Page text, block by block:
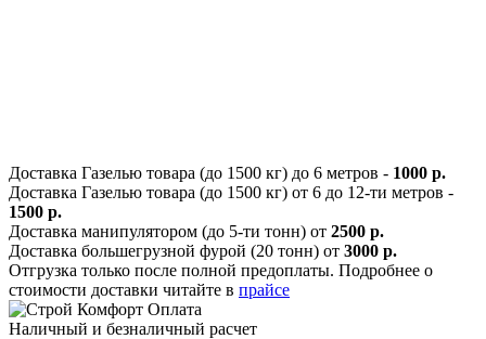
Доставка Газелью товара (до 1500 кг) до 6 метров - 1000 р.
Доставка Газелью товара (до 1500 кг) от 6 до 12-ти метров -
1500 р.
Доставка манипулятором (до 5-ти тонн) от 2500 р.
Доставка большегрузной фурой (20 тонн) от 3000 р.
Отгрузка только после полной предоплаты. Подробнее о
стоимости доставки читайте в прайсе
Оплата
Наличный и безналичный расчет